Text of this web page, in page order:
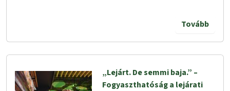
Tovább
„Lejárt. De semmi baja.” –
Fogyaszthatóság a lejárati